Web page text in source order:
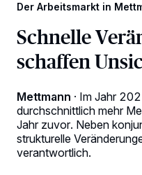
Der Arbeitsmarkt in
Schnelle
schaffen
Mettmann · Im Jahr
durchschnittlich mehr
Jahr zuvor. Neben
strukturelle
verantwortlich.